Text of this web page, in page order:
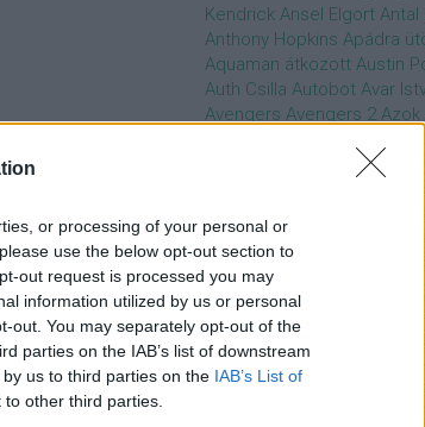
or processing of your personal or
use the below opt-out section to
out request is processed you may
information utilized by us or personal
out. You may separately opt-out of the
parties on the IAB’s list of downstream
us to third parties on the IAB’s List of
other third parties.
Kendrick Ansel Elgort Antal
Anthony Hopkins Apádra
Aquaman átkozott Austin
Auth Csilla Autobot Avar
Avengers Avengers 2 Azok
Az eljövendő
Az igazság
Az Utolsó
A
Hangya és a Darázs
A
beszéde A kis hableány A
Notre Dame i toronyőr
A
sötét lovag A sötét lovag -
szomszéd nője mindig
Baby Driver Bácskai János
Boys Bajos csajok